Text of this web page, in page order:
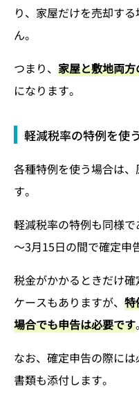
り、家屋だけを売却す
ん。
つまり、 家屋と敷地両
になります。
軽減税率の特例を使
各種特例を使う場合は
す。
軽減税率の特例も同様
～3月15日の間で確定申
税金がかかるときだけ
ケースもありますが、 特
場合でも申告は必要です。
なお、確定申告の際に
書類も添付します。